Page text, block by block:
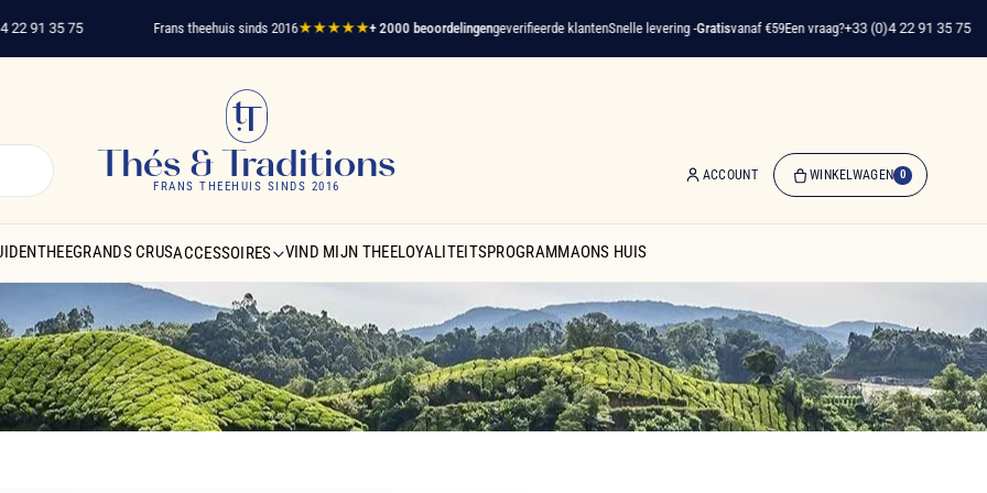
35 75 Frans theehuis sinds 2016★★★★★+ 2000 beoordelingengeverifieerde klanten Snelle levering -Gratisvanaf €59Een vraag?+33 (0)4 22 91 35 75
Thés & Traditions
FRANS THEEHUIS SINDS 2016
ACCOUNT WINKELWAGEN 0
GRANDS CRUSACCESSOIRES VIND MIJN THEELOYALITEITSPROGRAMMAONS HUIS